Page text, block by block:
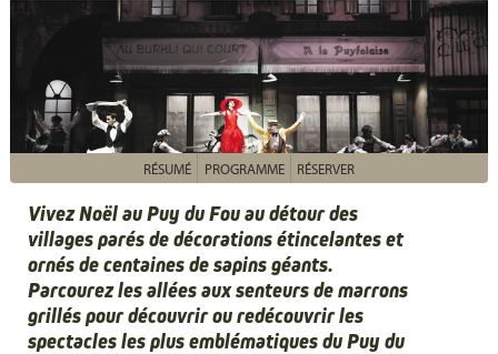
RÉSUMÉ PROGRAMME RÉSERVER
Vivez Noël au Puy du Fou au détour des
villages parés de décorations étincelantes et
ornés de centaines de sapins géants.
Parcourez les allées aux senteurs de marrons
grillés pour découvrir ou redécouvrir les
spectacles les plus emblématiques du Puy du